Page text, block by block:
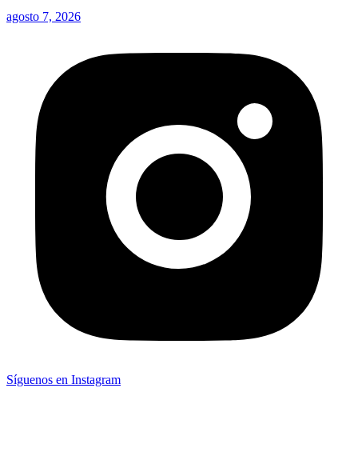
agosto 7, 2026
Síguenos en Instagram